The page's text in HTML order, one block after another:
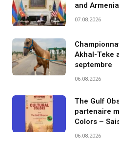
and Armenia
07.08.2026
Akhal-Teke
septembre
06.08.2026
The Gulf
partenaire
Colors –
06.08.2026